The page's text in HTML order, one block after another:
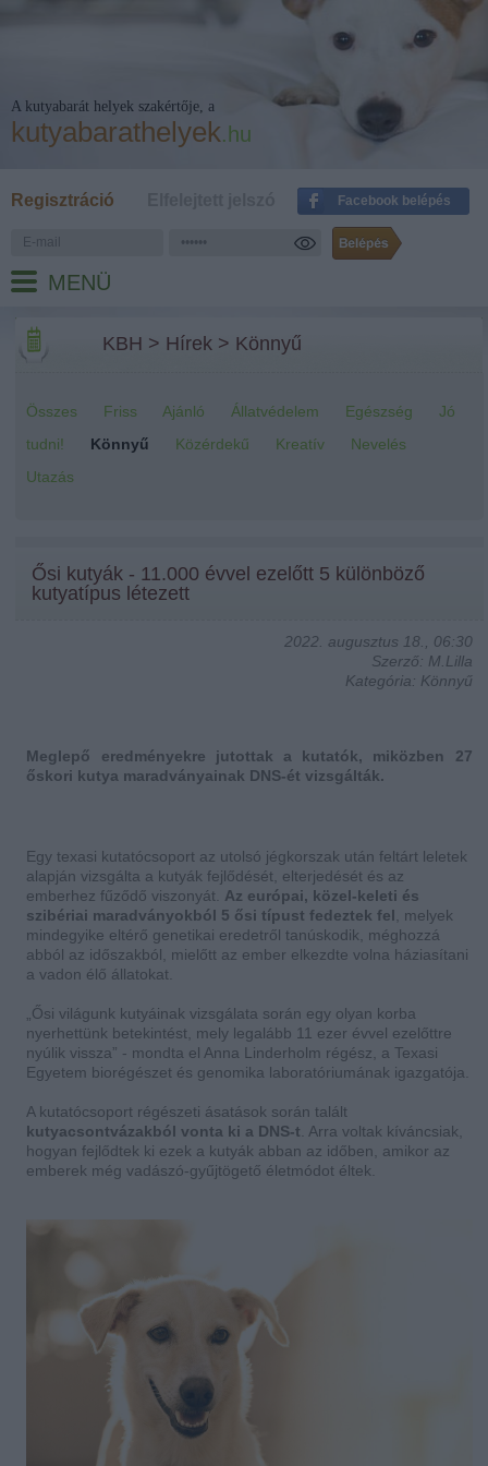
A kutyabarát helyek szakértője, a
kutyabarathelyek.hu
Regisztráció Facebook belépés
MENÜ
KBH > Hírek > Könnyű
Összes Friss Ajánló Állatvédelem Egészség
Jó
tudni!
Könnyű Közérdekű Kreatív
Nevelés
Utazás
Ősi kutyák - 11.000 évvel ezelőtt 5 különböző
kutyatípus létezett
2022. augusztus 18., 06:30
Szerző: M.Lilla
Kategória: Könnyű
Meglepő eredményekre jutottak a kutatók, miközben 27
őskori kutya maradványainak DNS-ét vizsgálták.
Egy texasi kutatócsoport az utolsó jégkorszak után feltárt leletek
alapján vizsgálta a kutyák fejlődését, elterjedését és az
emberhez fűződő viszonyát. Az európai, közel-keleti és
szibériai maradványokból 5 ősi típust fedeztek fel , melyek
mindegyike eltérő genetikai eredetről tanúskodik, méghozzá
abból az időszakból, mielőtt az ember elkezdte volna háziasítani
a vadon élő állatokat.
„Ősi világunk kutyáinak vizsgálata során egy olyan korba
nyerhettünk betekintést, mely legalább 11 ezer évvel ezelőttre
nyúlik vissza” - mondta el Anna Linderholm régész, a Texasi
Egyetem biorégészet és genomika laboratóriumának igazgatója.
A kutatócsoport régészeti ásatások során talált
kutyacsontvázakból vonta ki a DNS-t . Arra voltak kíváncsiak,
hogyan fejlődtek ki ezek a kutyák abban az időben, amikor az
emberek még vadászó-gyűjtögető életmódot éltek.